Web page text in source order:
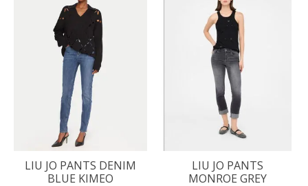
LIU JO PANTS DENIM
BLUE KIMEO
LIU JO PANTS
MONROE GREY